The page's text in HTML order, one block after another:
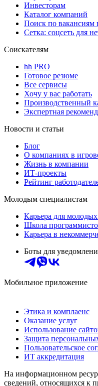
Инвесторам
Каталог компаний
Поиск по вакансиям
Сетка: соцсеть для
Соискателям
hh PRO
Готовое резюме
Все сервисы
Хочу у вас работать
Производственный
Экспертная
Новости и статьи
Блог
О компаниях в
Жизнь в компании
ИТ-проекты
Рейтинг
Молодым специалистам
Карьера для
Школа
Карьера в
Боты для
Мобильное приложение
Этика и комплаенс
Оказание услуг
Использование
Защита
Пользовательское
ИТ аккредитация
На информационном
сведений, относящихся к